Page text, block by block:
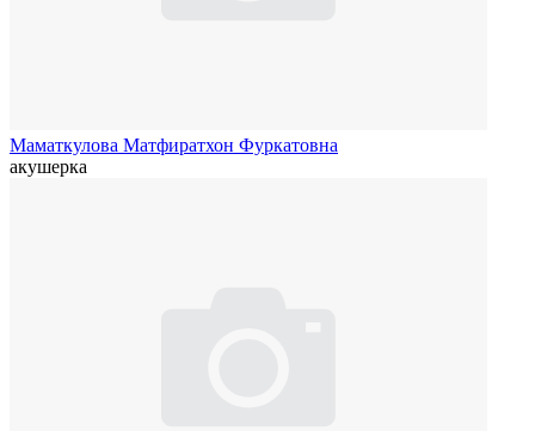
Маматкулова Матфиратхон Фуркатовна
акушерка